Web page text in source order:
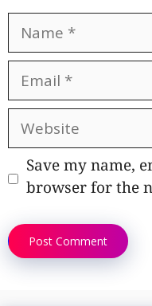
Name
Email
Website
Save my name,
browser for the